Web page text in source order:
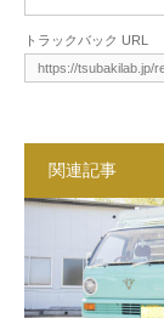
トラックバック URL
関連記事